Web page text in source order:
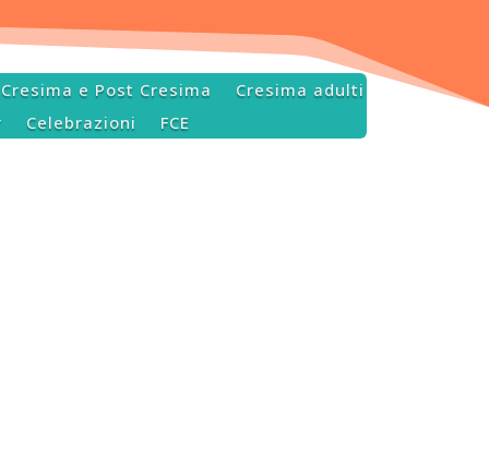
Cresima e Post Cresima
Cresima adulti
Celebrazioni FCE